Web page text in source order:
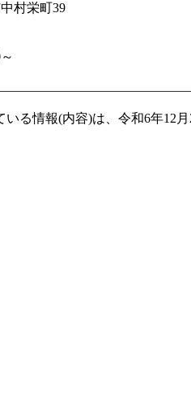
村栄町39
る情報(内容)は、令和6年12